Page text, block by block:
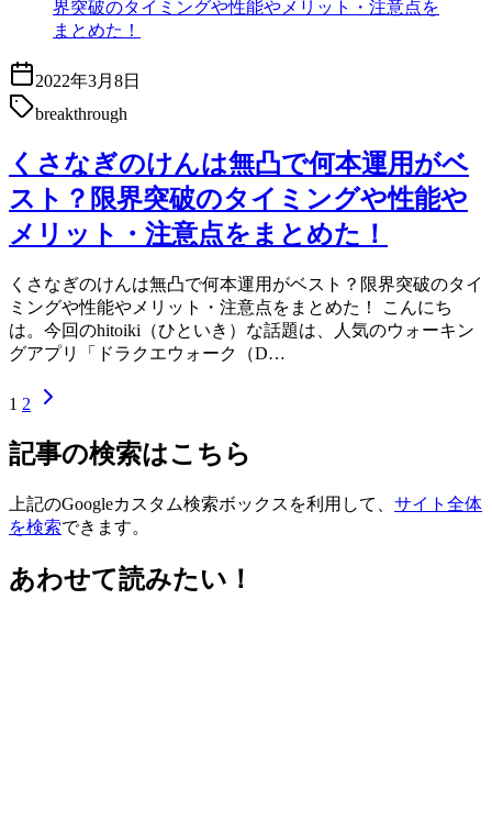
2022年3月8日
breakthrough
くさなぎのけんは無凸で何本運用がベ
スト？限界突破のタイミングや性能や
メリット・注意点をまとめた！
くさなぎのけんは無凸で何本運用がベスト？限界突破のタイ
ミングや性能やメリット・注意点をまとめた！ こんにち
は。今回のhitoiki（ひといき）な話題は、人気のウォーキン
グアプリ「ドラクエウォーク（D…
1 2
記事の検索はこちら
上記のGoogleカスタム検索ボックスを利用して、 サイト全体
を検索できます。
あわせて読みたい！